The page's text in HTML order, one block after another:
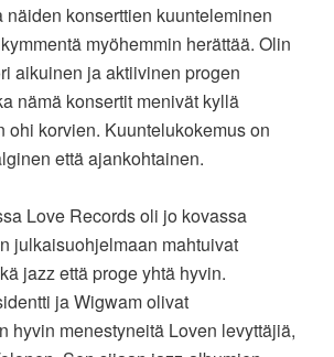
näiden konserttien kuunteleminen
myöhemmin herättää. Olin
aikuinen ja aktiivinen progen
nämä konsertit menivät kyllä
ohi korvien. Kuuntelukokemus on
että ajankohtainen.
Love Records oli jo kovassa
julkaisuohjelmaan mahtuivat
jazz että proge yhtä hyvin.
ja Wigwam olivat
hyvin menestyneitä Loven levyttäjiä,